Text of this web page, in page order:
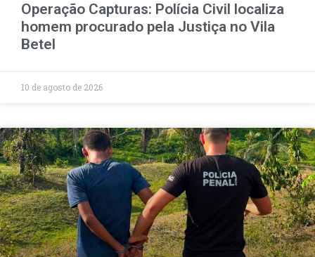
Operação Capturas: Polícia Civil localiza
homem procurado pela Justiça no Vila
Betel
10 de agosto de 2026